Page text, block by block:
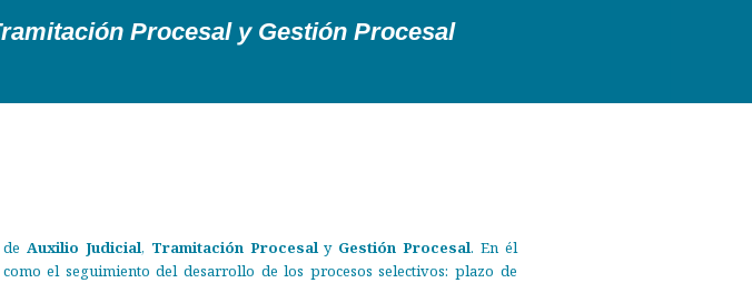
Procesal y Gestión Procesal
deAuxilio Judicial, Tramitación Procesaly Gestión Procesal. En él
el seguimiento del desarrollo de los procesos selectivos: plazo de